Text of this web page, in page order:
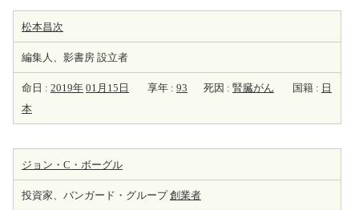
松本昌次
編集人、影書房 設立者
命日 : 2019年 01月15日 享年 : 93 死因 : 腎臓がん 国籍 : 日
本
ジョン・C・ボーグル
投資家、バンガード・グループ創業者